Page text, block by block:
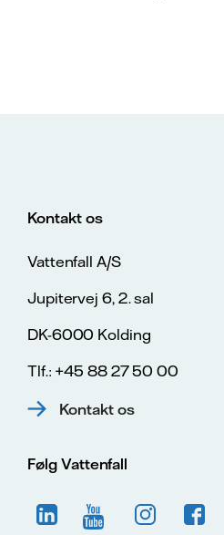
Kontakt os
Vattenfall A/S
Jupitervej 6, 2. sal
DK-6000 Kolding
Tlf.: +45 88 27 50 00
Kontakt os
Følg Vattenfall